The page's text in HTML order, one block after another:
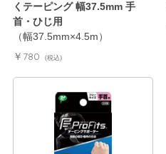
くテーピング 幅37.5mm 手
首・ひじ用
（幅37.5mm×4.5m）
￥780 (税込)